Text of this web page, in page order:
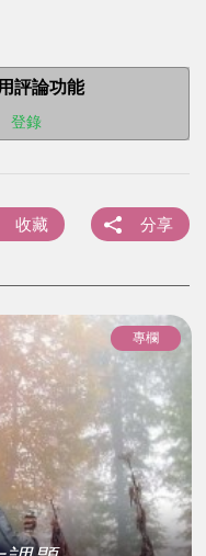
評論功能
登錄
收藏 分享
專欄